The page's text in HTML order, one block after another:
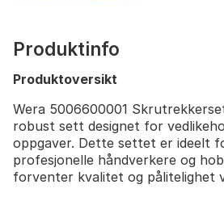
Produktinfo
Produktoversikt
Wera 5006600001
robust sett designet for
oppgaver. Dette settet er ideelt
profesjonelle håndverkere og
forventer kvalitet og pålitelighet